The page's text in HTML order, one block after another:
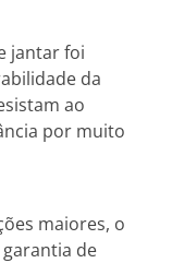
jantar foi
da
ao
por muito
maiores, o
de